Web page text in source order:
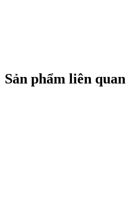
Sản phẩm liên quan